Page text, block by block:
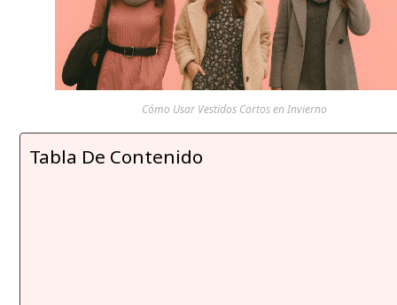
Cómo Usar Vestidos Cortos en Invierno
Tabla De Contenido